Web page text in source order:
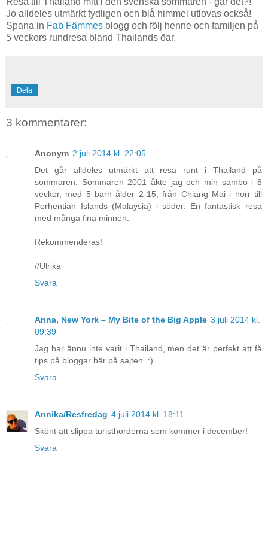
Jo alldeles utmärkt tydligen och blå himmel utlovas också!
Spana in Fab Fämmes blogg och följ henne och familjen på
5 veckors rundresa bland Thailands öar.
Dela
3 kommentarer:
Anonym 2 juli 2014 kl. 22:05
Det går alldeles utmärkt att resa runt i Thailand på
sommaren. Sommaren 2001 åkte jag och min sambo i 8
veckor, med 5 barn ålder 2-15, från Chiang Mai i norr till
Perhentian Islands (Malaysia) i söder. En fantastisk resa
med många fina minnen.
Rekommenderas!
//Ulrika
Svara
Anna, New York – My Bite of the Big Apple 3 juli 2014 kl.
09:39
Jag har ännu inte varit i Thailand, men det är perfekt att få
tips på bloggar här på sajten. :)
Svara
Annika/Resfredag 4 juli 2014 kl. 18:11
Skönt att slippa turisthorderna som kommer i december!
Svara